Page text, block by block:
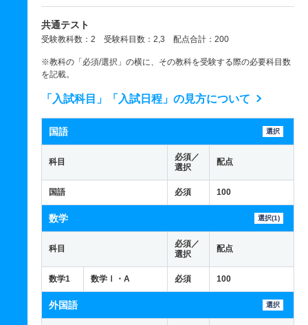
共通テスト
受験教科数：2 受験科目数：2,3 配点合計：200
※教科の「必須/選択」の横に、その教科を受験する際の必要科目数
を記載。
「入試科目」「入試日程」の見方について
国語 選択
科目
必須／
選択
配点
国語 必須 100
数学 選択(1)
科目
必須／
選択
配点
数学1 数学Ⅰ・A 必須 100
外国語 選択